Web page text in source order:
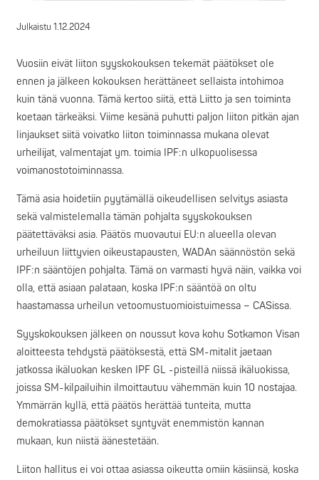
Julkaistu 1.12.2024
Vuosiin eivät liiton syyskokouksen tekemät päätökset ole
ennen ja jälkeen kokouksen herättäneet sellaista intohimoa
kuin tänä vuonna. Tämä kertoo siitä, että Liitto ja sen toiminta
koetaan tärkeäksi. Viime kesänä puhutti paljon liiton pitkän ajan
linjaukset siitä voivatko liiton toiminnassa mukana olevat
urheilijat, valmentajat ym. toimia IPF:n ulkopuolisessa
voimanostotoiminnassa.
Tämä asia hoidetiin pyytämällä oikeudellisen selvitys asiasta
sekä valmistelemalla tämän pohjalta syyskokouksen
päätettäväksi asia. Päätös muovautui EU:n alueella olevan
urheiluun liittyvien oikeustapausten, WADAn säännöstön sekä
IPF:n sääntöjen pohjalta. Tämä on varmasti hyvä näin, vaikka voi
olla, että asiaan palataan, koska IPF:n sääntöä on oltu
haastamassa urheilun vetoomustuomioistuimessa – CASissa.
Syyskokouksen jälkeen on noussut kova kohu Sotkamon Visan
aloitteesta tehdystä päätöksestä, että SM-mitalit jaetaan
jatkossa ikäluokan kesken IPF GL -pisteillä niissä ikäluokissa,
joissa SM-kilpailuihin ilmoittautuu vähemmän kuin 10 nostajaa.
Ymmärrän kyllä, että päätös herättää tunteita, mutta
demokratiassa päätökset syntyvät enemmistön kannan
mukaan, kun niistä äänestetään.
Liiton hallitus ei voi ottaa asiassa oikeutta omiin käsiinsä, koska